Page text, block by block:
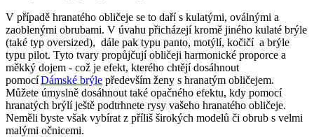
V případě hranatého obličeje se to daří s kulatými, oválnými a
zaoblenými obrubami. V úvahu přicházejí kromě jiného kulaté brýle
(také typ oversized), dále pak typu panto, motýlí, kočičí a brýle
typu pilot. Tyto tvary propůjčují obličeji harmonické proporce a
měkký dojem - což je efekt, kterého chtějí dosáhnout
pomocíDámské brýle především ženy s hranatým obličejem.
Můžete úmyslně dosáhnout také opačného efektu, kdy pomocí
hranatých brýlí ještě podtrhnete rysy vašeho hranatého obličeje.
Neměli byste však vybírat z příliš širokých modelů či obrub s velmi
malými očnicemi.